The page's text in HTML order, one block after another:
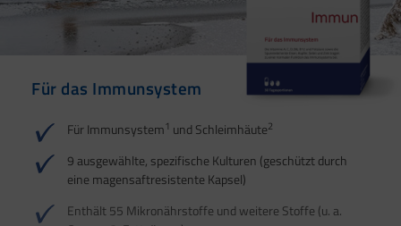
Für das Immunsystem
Für Immunsystem1 und Schleimhäute2
9 ausgewählte, spezifische Kulturen (geschützt durch
eine magensaftresistente Kapsel)
Enthält 55 Mikronährstoffe und weitere Stoffe (u. a.
Für Haut, Haare und
4
Für Ihre natürliche